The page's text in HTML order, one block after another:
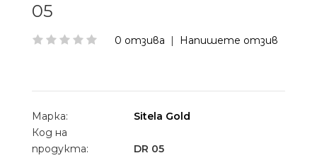
05
0 отзива | Напишете отзив
Марка:
Sitela Gold
Код на
продукта:
DR 05